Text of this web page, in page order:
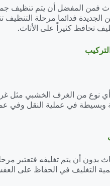
فمن المفضل أن يتم تنظيف
فدائما مرحلة التنظيف
تحافظ كثيراً على الأثاث.
نوع من الغرف الخشبي مثل
وبسيطة في عملية النقل وفي
بدون أن يتم تغليفه فتعتبر
التغليف في الحفاظ على